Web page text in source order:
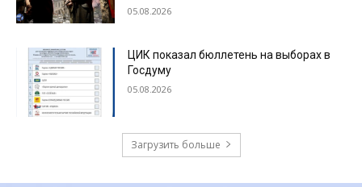
05.08.2026
ЦИК показал бюллетень на выборах в
Госдуму
05.08.2026
Загрузить больше